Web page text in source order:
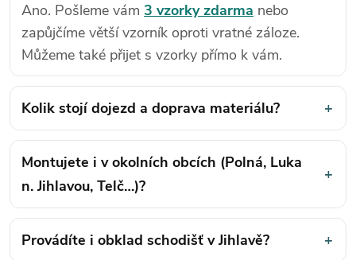
Ano. Pošleme vám 3 vzorky zdarma nebo
zapůjčíme větší vzorník oproti vratné záloze.
Můžeme také přijet s vzorky přímo k vám.
Kolik stojí dojezd a doprava materiálu? +
Montujete i v okolních obcích (Polná, Luka
n. Jihlavou, Telč…)?
+
Provádíte i obklad schodišť v Jihlavě? +